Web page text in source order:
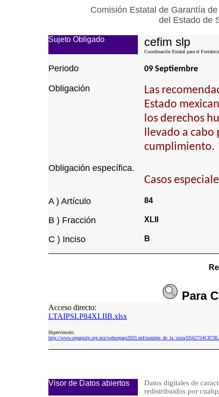
Comisión Estatal de Garantía
del Estado de
Sujeto Obligado cefim slp
Coordinación Estatal para el
Periodo 09 Septiembre
Obligación
Las
Estado
los derechos
llevado a cabo
cumplimiento.
Obligación específica.
Casos
A ) Artículo 84
B ) Fracción XLII
C ) Inciso B
Para
Acceso directo:
LTAIPSLP84XLIIB.xlsx
Hipervinculo
http://www.cegaipslp.org.mx/webcegaip2025.nsf/nombre_de_la_vista/
Visor de Datos abiertos
Datos digitales de
redistribuidos por